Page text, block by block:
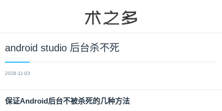
android studio 后台杀不死
2024-11-03
保证Android后台不被杀死的几种方法